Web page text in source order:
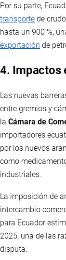
Por su parte,
transporte de
hasta un 900 %,
exportación de
4. Impactos
Las nuevas
entre gremios y
la Cámara de
importadores
por los nuevos
como
industriales.
La imposición de
intercambio
para Ecuador
2025, una de las
disputa.